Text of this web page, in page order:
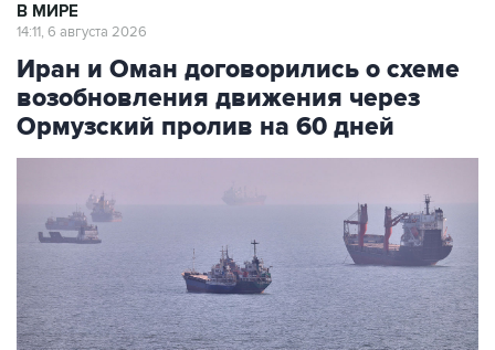
В МИРЕ
14:11, 6 августа 2026
Иран и Оман договорились о схеме
возобновления движения через
Ормузский пролив на 60 дней